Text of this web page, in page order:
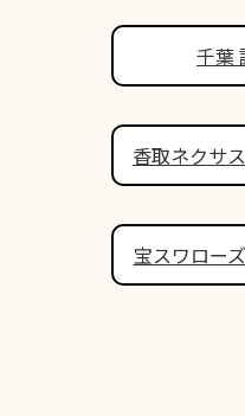
千葉
香取ネクサ
宝スワロー